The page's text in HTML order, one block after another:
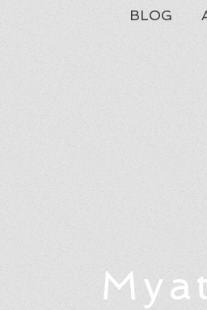
BLOG